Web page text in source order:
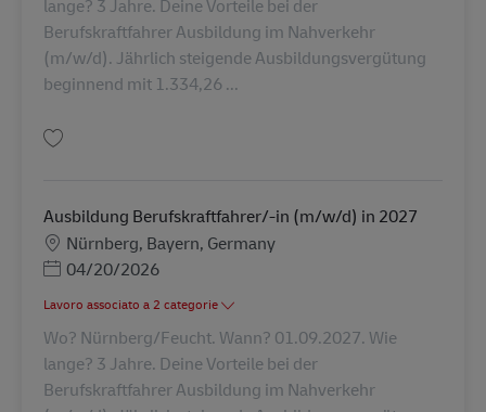
lange? 3 Jahre. Deine Vorteile bei der
Berufskraftfahrer Ausbildung im Nahverkehr
(m/w/d). Jährlich steigende Ausbildungsvergütung
beginnend mit 1.334,26 ...
Ausbildung Berufskraftfahrer/-in (m/w/d) in 2027
SedeNürnberg, Bayern, Germany
Posted Date
04/20/2026
Lavoro associato a 2 categorie
Wo? Nürnberg/Feucht. Wann? 01.09.2027. Wie
lange? 3 Jahre. Deine Vorteile bei der
Berufskraftfahrer Ausbildung im Nahverkehr